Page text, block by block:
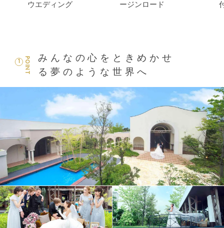
ウエディング
ージンロード
POINT
1
みんなの心をときめかせ
る夢のような世界へ